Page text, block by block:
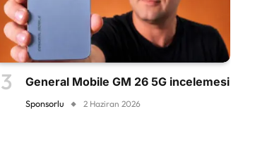
General Mobile GM 26 5G incelemesi
Sponsorlu 2 Haziran 2026